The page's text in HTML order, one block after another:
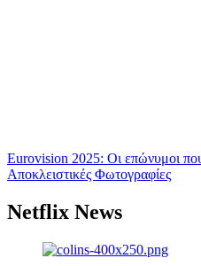
Eurovision 2025: Οι επώνυμοι
Αποκλειστικές Φωτογραφίες
Netflix News